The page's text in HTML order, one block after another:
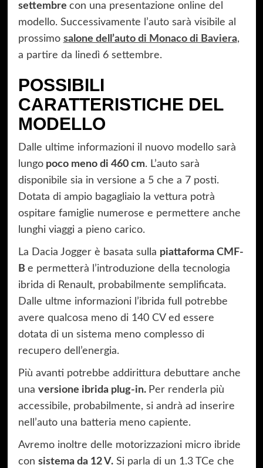
settembre con una presentazione online del
modello. Successivamente l’auto sarà visibile al
prossimo salone dell’auto di Monaco di Baviera,
a partire da linedì 6 settembre.
POSSIBILI
CARATTERISTICHE DEL
MODELLO
Dalle ultime informazioni il nuovo modello sarà
lungopoco meno di 460 cm. L’auto sarà
disponibile sia in versione a 5 che a 7 posti.
Dotata di ampio bagagliaio la vettura potrà
ospitare famiglie numerose e permettere anche
lunghi viaggi a pieno carico.
La Dacia Jogger è basata sulla piattaforma CMF-
B e permetterà l’introduzione della tecnologia
ibrida di Renault, probabilmente semplificata.
Dalle ultme informazioni l’ibrida full potrebbe
avere qualcosa meno di 140 CV ed essere
dotata di un sistema meno complesso di
recupero dell’energia.
Più avanti potrebbe addirittura debuttare anche
una versione ibrida plug-in. Per renderla più
accessibile, probabilmente, si andrà ad inserire
nell’auto una batteria meno capiente.
Avremo inoltre delle motorizzazioni micro ibride
con sistema da 12 V.Si parla di un 1.3 TCe che